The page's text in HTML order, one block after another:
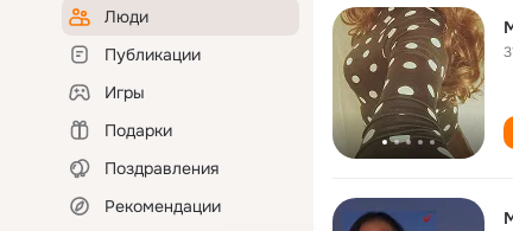
Люди
Публикации
Игры
Подарки
Поздравления
Рекомендации